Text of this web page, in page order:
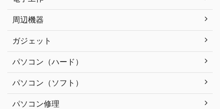
周辺機器
ガジェット
パソコン（ハード）
パソコン（ソフト）
パソコン修理